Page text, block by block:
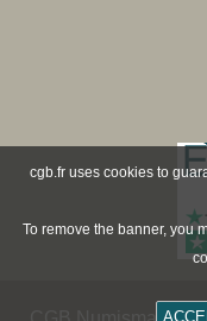
cgb.fr uses cookies to
To remove the banner, you